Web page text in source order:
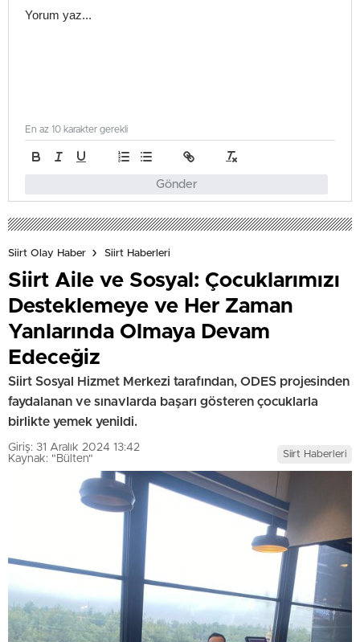
Gönder
En az 10 karakter gerekli
Siirt Olay Haber Siirt Haberleri
Siirt Aile ve Sosyal: Çocuklarımızı
Desteklemeye ve Her Zaman
Yanlarında Olmaya Devam
Edeceğiz
Siirt Sosyal Hizmet Merkezi tarafından, ODES projesinden
faydalanan ve sınavlarda başarı gösteren çocuklarla
birlikte yemek yenildi.
Giriş: 31 Aralık 2024 13:42
Kaynak: "Bülten"
Siirt Haberleri